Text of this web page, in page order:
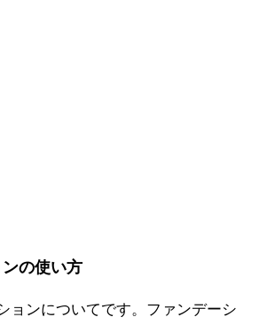
の使い方
ョンについてです。ファンデーシ